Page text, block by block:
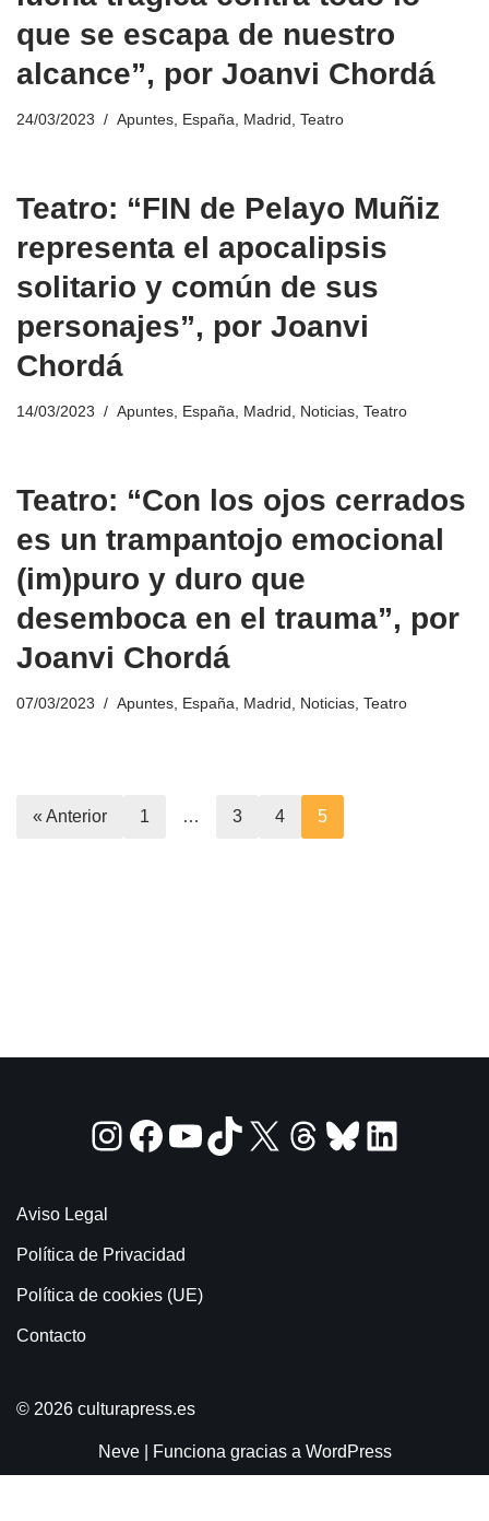
que se escapa de nuestro
alcance”, por Joanvi Chordá
24/03/2023 Apuntes, España, Madrid, Teatro
Teatro: “FIN de Pelayo Muñiz
representa el apocalipsis
solitario y común de sus
personajes”, por Joanvi
Chordá
14/03/2023 Apuntes, España, Madrid, Noticias, Teatro
Teatro: “Con los ojos cerrados
es un trampantojo emocional
(im)puro y duro que
desemboca en el trauma”, por
Joanvi Chordá
07/03/2023 Apuntes, España, Madrid, Noticias, Teatro
« Anterior 1 … 3 4 5
Aviso Legal
Política de Privacidad
Política de cookies (UE)
Contacto
© 2026 culturapress.es
Neve| Funciona gracias a WordPress